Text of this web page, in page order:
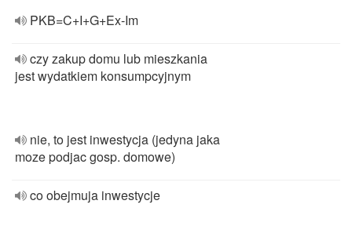
PKB=C+I+G+Ex-Im
czy zakup domu lub mieszkania
jest wydatkiem konsumpcyjnym
nie, to jest inwestycja (jedyna jaka
moze podjac gosp. domowe)
co obejmuja inwestycje